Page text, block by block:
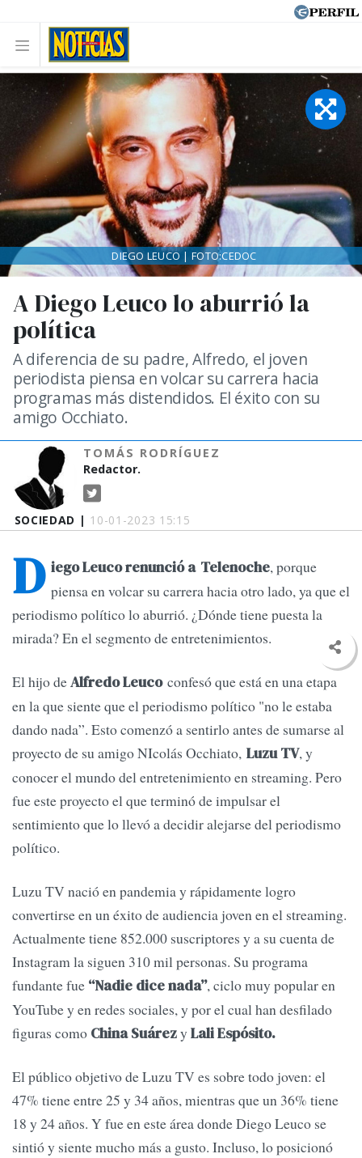
SOCIEDAD | 10-01-2023 15:15
A Diego Leuco lo aburrió la
política
A diferencia de su padre, Alfredo, el joven
periodista piensa en volcar su carrera hacia
programas más distendidos. El éxito con su
amigo Occhiato.
TOMÁS RODRÍGUEZ
Redactor.
DIEGO LEUCO | FOTO:CEDOC
D iego Leuco renunció a Telenoche, porque
piensa en volcar su carrera hacia otro lado, ya que el
periodismo político lo aburrió. ¿Dónde tiene puesta la
mirada?En el segmento de entretenimientos.
El hijo deAlfredo Leucoconfesó que está en una etapa
en la que siente que el periodismo político "no le estaba
dando nada”. Esto comenzó a sentirlo antes de sumarse al
proyecto de su amigo NIcolás Occhiato, Luzu TV, y
conocer el mundo del entretenimiento en streaming. Pero
fue este proyecto el que terminó de impulsar el
sentimiento que lo llevó a decidir alejarse del periodismo
político.
Luzu TV nació en pandemia y rápidamente logro
convertirse en un éxito de audiencia joven en el streaming.
Actualmente tiene 852.000 suscriptores y a su cuenta de
Instagram la siguen 310 mil personas. Su programa
fundante fue “Nadie dice nada”, ciclo muy popular en
YouTube y en redes sociales, y por el cual han desfilado
figuras como China Suárezy Lali Espósito.
El público objetivo de Luzu TV es sobre todo joven: el
47% tiene entre 25 y 34 años, mientras que un 36% tiene
18 y 24 años. Y fue en este área donde Diego Leuco se
sintió y siente mucho más a gusto. Incluso, lo posicionó